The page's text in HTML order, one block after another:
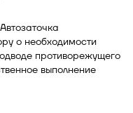
о необходимости
противорежущего
выполнение